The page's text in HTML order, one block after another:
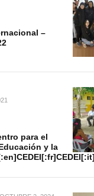
–
para el
y la